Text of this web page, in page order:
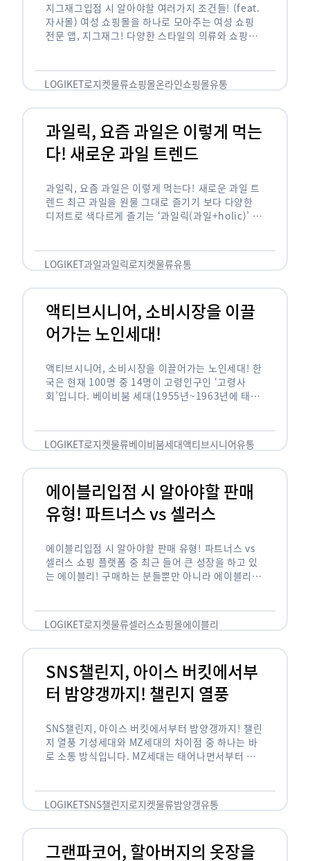
지그재그입점 시 알아야할 여러가지 조건들! (feat.
자사몰) 여성 쇼핑몰을 하나로 모아주는 여성 쇼핑
전문 앱, 지그재그! 다양한 스타일의 의류와 쇼핑몰
LOGIKET로지켓물류쇼핑몰온라인쇼핑몰유통
과일릭, 요즘 과일은 이렇게 먹는
다! 새로운 과일 트렌드
과일릭, 요즘 과일은 이렇게 먹는다! 새로운 과일 트
렌드 최근 과일을 원물 그대로 즐기기 보다 다양한
디저트로 색다르게 즐기는 ‘과일릭(과일+holic)’ 트
…
LOGIKET과일과일릭로지켓물류유통
액티브시니어, 소비시장을 이끌
어가는 노인세대!
액티브시니어, 소비시장을 이끌어가는 노인세대! 한
국은 현재 100명 중 14명이 고령인구인 ‘고령사
회’입니다. 베이비붐 세대(1955년~1963년에 태어
오고 있습니다. 하지만 사회가 늙어가는 …
LOGIKET로지켓물류베이비붐세대액티브시니어유통
에이블리입점 시 알아야할 판매
유형! 파트너스 vs 셀러스
에이블리입점 시 알아야할 판매 유형! 파트너스 vs
셀러스 쇼핑 플랫폼 중 최근 들어 큰 성장을 하고 있
는 에이블리! 구매하는 분들뿐만 아니라 에이블리에
LOGIKET로지켓물류셀러스쇼핑몰에이블리
SNS챌린지, 아이스 버킷에서부
터 밤양갱까지! 챌린지 열풍
SNS챌린지, 아이스 버킷에서부터 밤양갱까지! 챌린
지 열풍 기성세대와 MZ세대의 차이점 중 하나는 바
로 소통 방식입니다. MZ세대는 태어나면서부터 디
도 능숙한 …
LOGIKETSNS챌린지로지켓물류밤양갱유통
그랜파코어, 할아버지의 옷장을